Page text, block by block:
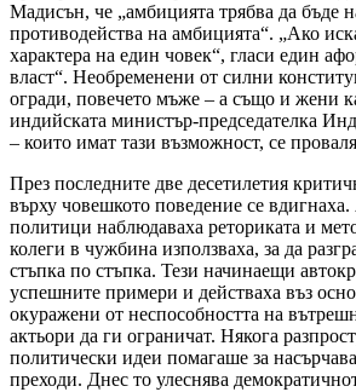
Мадисън, че „амбицията трябва да бъде
противодейства на амбицията“. „Ако
характера на един човек“, гласи един
власт“. Необременени от силни
огради, повечето мъже – а също и жени
индийската министър-председателка
– които имат тази възможност, се
През последните две десетилетия
върху човешкото поведение се
политици наблюдаваха реториката и
колеги в чужбина използваха, за да
стъпка по стъпка. Тези начинаещи
успешните примери и действаха въз
окуражени от неспособността на
актьори да ги ограничат. Някога
политически идеи помагаше за
преходи. Днес то улеснява